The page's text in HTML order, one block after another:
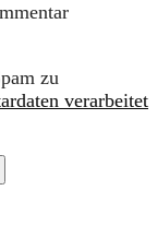
zu
verarbeitet